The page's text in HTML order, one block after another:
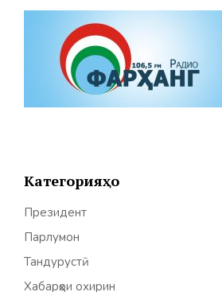
Категорияҳо
Президент
Парлумон
Тандурустӣ
Хабарҳои охирин